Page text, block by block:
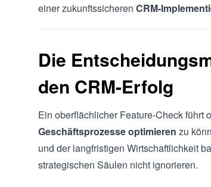
einer zukunftssicheren CRM-
Die
den CRM-Erfolg
Ein oberflächlicher Feature-Check führt
Geschäftsprozesse optimieren zu
und der langfristigen Wirtschaftlichkeit
strategischen Säulen nicht ignorieren.